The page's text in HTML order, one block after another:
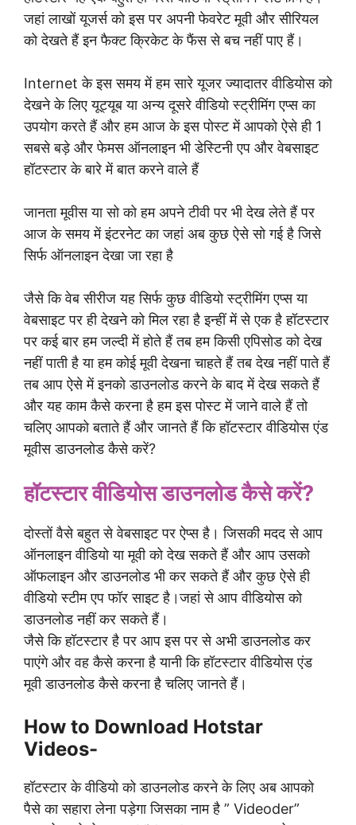
जहां लाखों यूजर्स को इस पर अपनी फेवरेट मूवी और सीरियल
को देखते हैं इन फैक्ट क्रिकेट के फैंस से बच नहीं पाए हैं।
Internet के इस समय में हम सारे यूजर ज्यादातर वीडियोस को
देखने के लिए यूट्यूब या अन्य दूसरे वीडियो स्ट्रीमिंग एप्स का
उपयोग करते हैं और हम आज के इस पोस्ट में आपको ऐसे ही 1
सबसे बड़े और फेमस ऑनलाइन भी डेस्टिनी एप और वेबसाइट
हॉटस्टार के बारे में बात करने वाले हैं
जानता मूवीस या सो को हम अपने टीवी पर भी देख लेते हैं पर
आज के समय में इंटरनेट का जहां अब कुछ ऐसे सो गई है जिसे
सिर्फ ऑनलाइन देखा जा रहा है
जैसे कि वेब सीरीज यह सिर्फ कुछ वीडियो स्ट्रीमिंग एप्स या
वेबसाइट पर ही देखने को मिल रहा है इन्हीं में से एक है हॉटस्टार
पर कई बार हम जल्दी में होते हैं तब हम किसी एपिसोड को देख
नहीं पाती है या हम कोई मूवी देखना चाहते हैं तब देख नहीं पाते हैं
तब आप ऐसे में इनको डाउनलोड करने के बाद में देख सकते हैं
और यह काम कैसे करना है हम इस पोस्ट में जाने वाले हैं तो
चलिए आपको बताते हैं और जानते हैं कि हॉटस्टार वीडियोस एंड
मूवीस डाउनलोड कैसे करें?
हॉटस्टार वीडियोस डाउनलोड कैसे करें?
दोस्तों वैसे बहुत से वेबसाइट पर ऐप्स है। जिसकी मदद से आप
ऑनलाइन वीडियो या मूवी को देख सकते हैं और आप उसको
ऑफलाइन और डाउनलोड भी कर सकते हैं और कुछ ऐसे ही
वीडियो स्टीम एप फॉर साइट है।जहां से आप वीडियोस को
डाउनलोड नहीं कर सकते हैं।
जैसे कि हॉटस्टार है पर आप इस पर से अभी डाउनलोड कर
पाएंगे और वह कैसे करना है यानी कि हॉटस्टार वीडियोस एंड
मूवी डाउनलोड कैसे करना है चलिए जानते हैं।
How to Download Hotstar
Videos-
हॉटस्टार के वीडियो को डाउनलोड करने के लिए अब आपको
पैसे का सहारा लेना पड़ेगा जिसका नाम है ” Videoder”